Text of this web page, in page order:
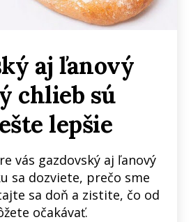
aj ľanový
chlieb sú
lepšie
vás gazdovský aj ľanový
sa dozviete, prečo sme
sa doň a zistite, čo od
očakávať.